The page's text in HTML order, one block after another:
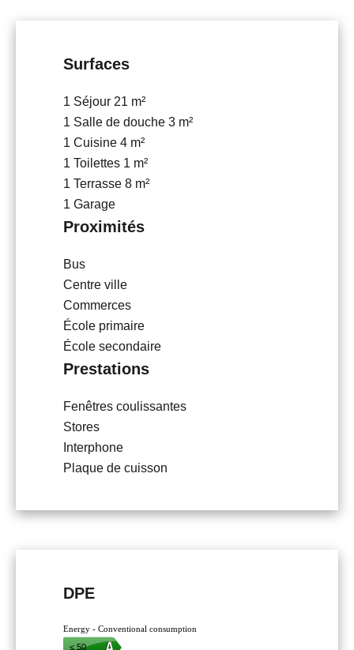
Surfaces
1 Séjour 21 m²
1 Salle de douche 3 m²
1 Cuisine 4 m²
1 Toilettes 1 m²
1 Terrasse 8 m²
1 Garage
Proximités
Bus
Centre ville
Commerces
École primaire
École secondaire
Prestations
Fenêtres coulissantes
Stores
Interphone
Plaque de cuisson
DPE